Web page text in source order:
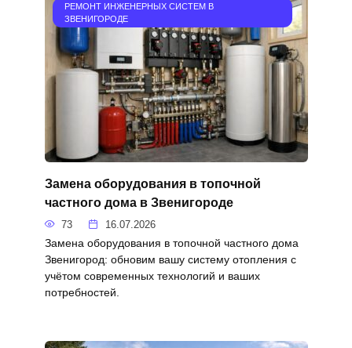
РЕМОНТ ИНЖЕНЕРНЫХ СИСТЕМ В
ЗВЕНИГОРОДЕ
Замена оборудования в топочной
частного дома в Звенигороде
73 16.07.2026
Замена оборудования в топочной частного дома
Звенигород: обновим вашу систему отопления с
учётом современных технологий и ваших
потребностей.